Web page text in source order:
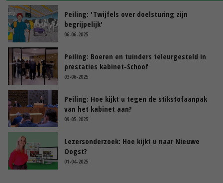
Peiling: 'Twijfels over doelsturing zijn
begrijpelijk'
06-06-2025
Peiling: Boeren en tuinders teleurgesteld in
prestaties kabinet-Schoof
03-06-2025
Peiling: Hoe kijkt u tegen de stikstofaanpak
van het kabinet aan?
09-05-2025
Lezersonderzoek: Hoe kijkt u naar Nieuwe
Oogst?
01-04-2025